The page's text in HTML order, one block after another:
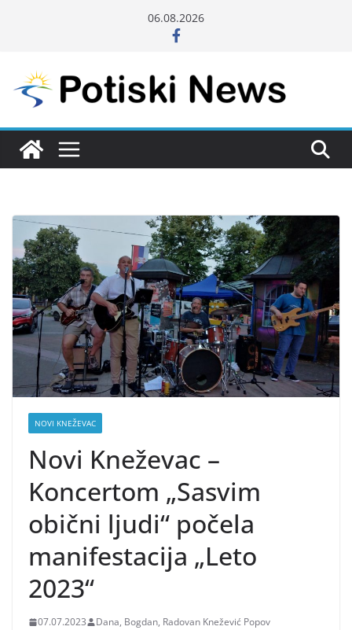
06.08.2026
NOVI KNEŽEVAC
Novi Kneževac –
Koncertom „Sasvim
obični ljudi“ počela
manifestacija „Leto
2023“
07.07.2023 Dana, Bogdan, Radovan Knežević Popov